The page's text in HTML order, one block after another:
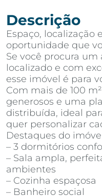
Descrição
Espaço, localização
oportunidade que
Se você procura
localizado e com
esse imóvel é para
Com mais de 100
generosos e uma
distribuída, ideal
quer personalizar
Destaques do
– 3 dormitórios
– Sala ampla,
ambientes
– Cozinha espaçosa
– Banheiro social